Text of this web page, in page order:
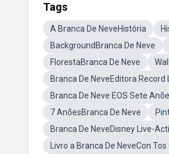
Tags
A Branca De NeveHistória
BackgroundBranca De Neve
FlorestaBranca De Neve
Branca De NeveEditora Record
Branca De Neve EOS Sete
7 AnõesBranca De Neve
Branca De NeveDisney Live-
Livro a Branca De NeveCon